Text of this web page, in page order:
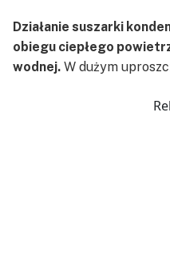
Działanie suszarki
obiegu ciepłego
wodnej. W dużym